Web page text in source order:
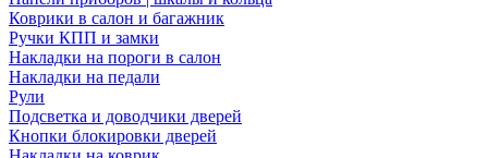
Коврики в салон и багажник
Ручки КПП и замки
Накладки на пороги в салон
Накладки на педали
Рули
Подсветка и доводчики дверей
Кнопки блокировки дверей